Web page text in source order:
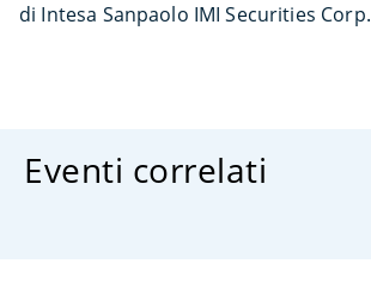
di Intesa Sanpaolo IMI Securities Corp.
Eventi correlati